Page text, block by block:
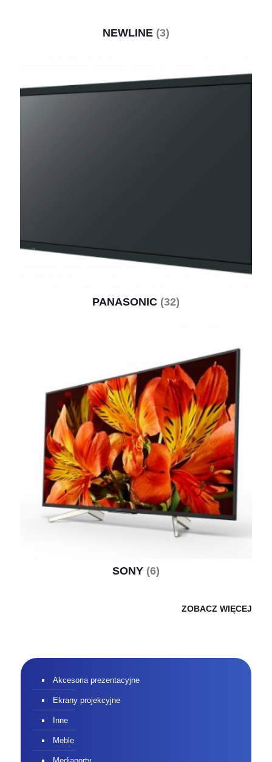
NEWLINE (3)
PANASONIC (32)
SONY (6)
ZOBACZ WIĘCEJ
Akcesoria prezentacyjne
Ekrany projekcyjne
Inne
Meble